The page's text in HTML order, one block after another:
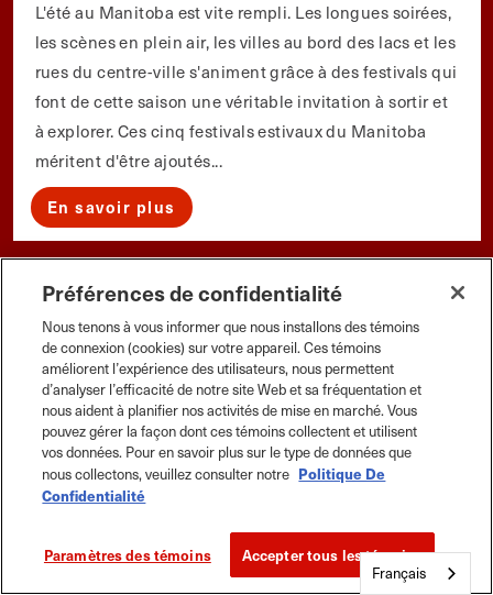
L'été au Manitoba est vite rempli. Les longues soirées,
les scènes en plein air, les villes au bord des lacs et les
rues du centre-ville s'animent grâce à des festivals qui
font de cette saison une véritable invitation à sortir et
à explorer. Ces cinq festivals estivaux du Manitoba
méritent d'être ajoutés...
En savoir plus
À propos de l'auteur Français
Préférences de confidentialité
Nous tenons à vous informer que nous installons des témoins
de connexion (cookies) sur votre appareil. Ces témoins
améliorent l’expérience des utilisateurs, nous permettent
d’analyser l’efficacité de notre site Web et sa fréquentation et
nous aident à planifier nos activités de mise en marché. Vous
pouvez gérer la façon dont ces témoins collectent et utilisent
vos données. Pour en savoir plus sur le type de données que
nous collectons, veuillez consulter notre Politique De
Confidentialité
Paramètres des témoins Accepter tous les témoins